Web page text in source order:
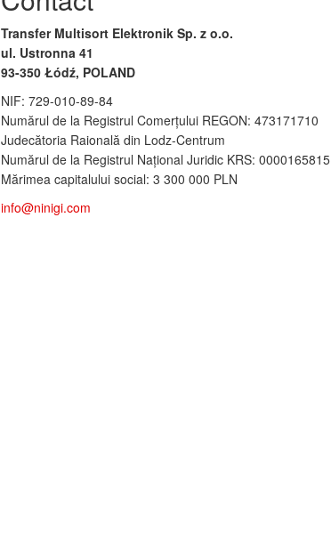
Transfer Multisort Elektronik Sp. z o.o.
ul. Ustronna 41
93-350 Łódź, POLAND
NIF: 729-010-89-84
Numărul de la Registrul Comerţului REGON: 473171710
Judecătoria Raională din Lodz-Centrum
Numărul de la Registrul Naţional Juridic KRS: 0000165815
Mărimea capitalului social: 3 300 000 PLN
info@ninigi.com